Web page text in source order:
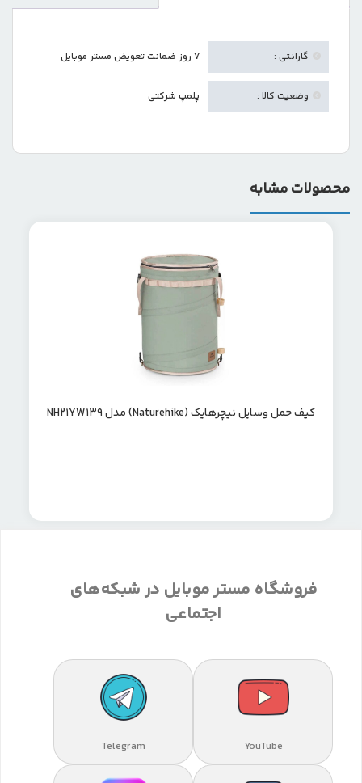
گارانتی : ۷ روز ضمانت تعویض مستر موبایل
وضعیت کالا : پلمپ شرکتی
محصولات مشابه
کیف حمل وسایل نیچرهایک (Naturehike) مدل NH21YW139
فروشگاه مستر موبایل در شبکه‌های
اجتماعی
YouTube
Telegram